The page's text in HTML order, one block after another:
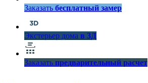
Заказать бесплатный замер
Экстерьер дома в 3Д
Заказать предварительный расчет